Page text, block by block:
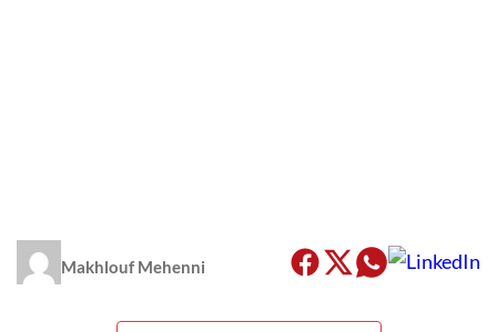
Makhlouf Mehenni